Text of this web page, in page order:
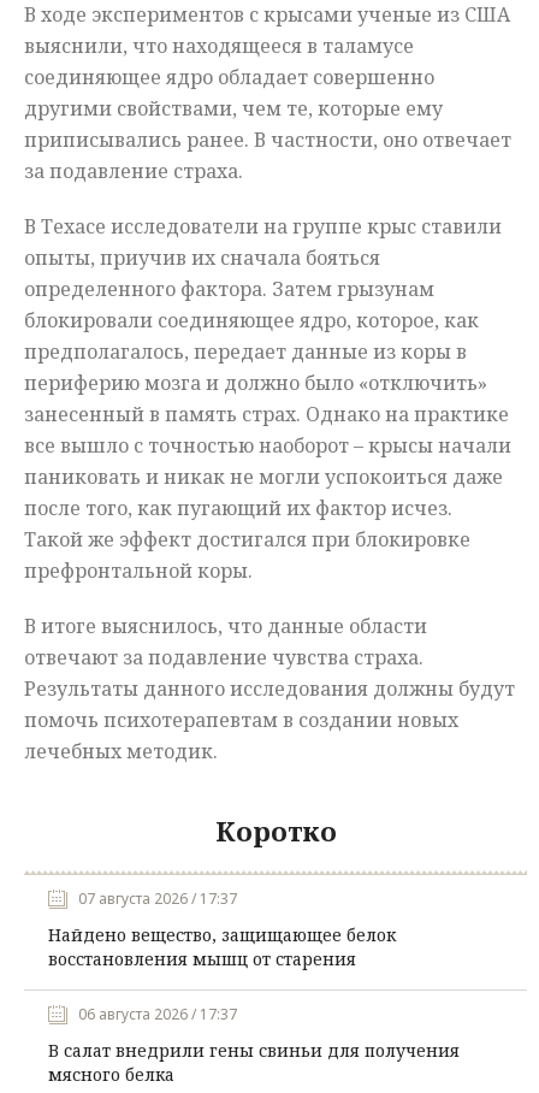
В ходе экспериментов с крысами ученые из США
выяснили, что находящееся в таламусе
соединяющее ядро обладает совершенно
другими свойствами, чем те, которые ему
приписывались ранее. В частности, оно отвечает
за подавление страха.
В Техасе исследователи на группе крыс ставили
опыты, приучив их сначала бояться
определенного фактора. Затем грызунам
блокировали соединяющее ядро, которое, как
предполагалось, передает данные из коры в
периферию мозга и должно было «отключить»
занесенный в память страх. Однако на практике
все вышло с точностью наоборот – крысы начали
паниковать и никак не могли успокоиться даже
после того, как пугающий их фактор исчез.
Такой же эффект достигался при блокировке
префронтальной коры.
В итоге выяснилось, что данные области
отвечают за подавление чувства страха.
Результаты данного исследования должны будут
помочь психотерапевтам в создании новых
лечебных методик.
Коротко
07 августа 2026 / 17:37
Найдено вещество, защищающее белок
восстановления мышц от старения
06 августа 2026 / 17:37
В салат внедрили гены свиньи для получения
мясного белка